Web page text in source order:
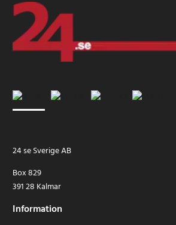
24 se Sverige AB
Box 829
391 28 Kalmar
Information